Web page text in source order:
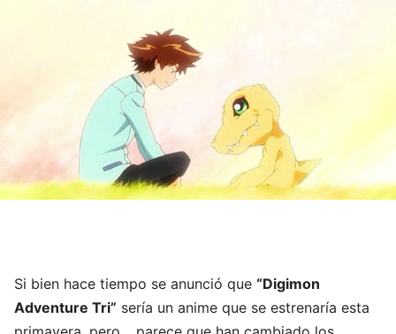
Si bien hace tiempo se anunció que “Digimon
Adventure Tri” sería un anime que se estrenaría esta